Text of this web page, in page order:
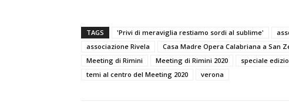
TAGS 'Privi di meraviglia restiamo sordi al sublime'
associazione Rivela
Casa Madre Opera Calabriana a San
Meeting di Rimini
Meeting di Rimini 2020
speciale
temi al centro del Meeting 2020
verona